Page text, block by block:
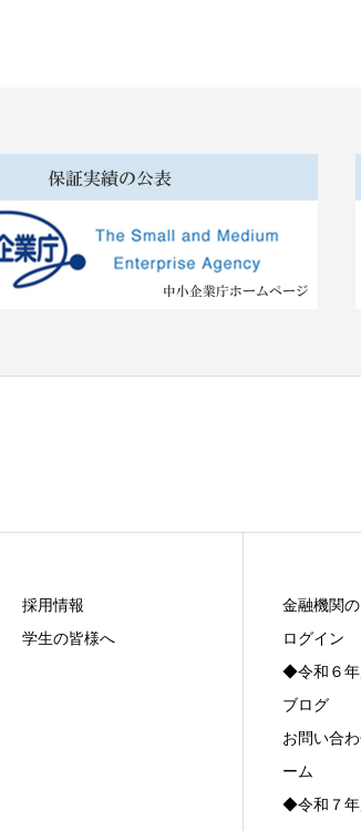
採用情報
学生の皆様へ
金融機関
ログイン
◆令和６
ブログ
お問い合
ーム
◆令和７